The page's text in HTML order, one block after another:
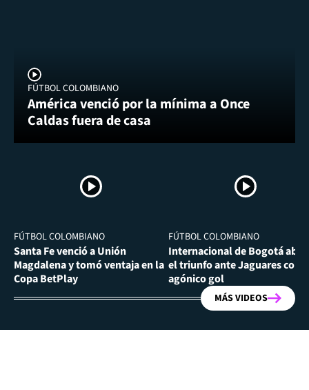
FÚTBOL COLOMBIANO
América venció por la mínima a Once
Caldas fuera de casa
FÚTBOL COLOMBIANO
Santa Fe venció a Unión
Magdalena y tomó ventaja en la
Copa BetPlay
FÚTBOL COLOMBIANO
Internacional de Bogotá
el triunfo ante Jaguares con
agónico gol
MÁS VIDEOS